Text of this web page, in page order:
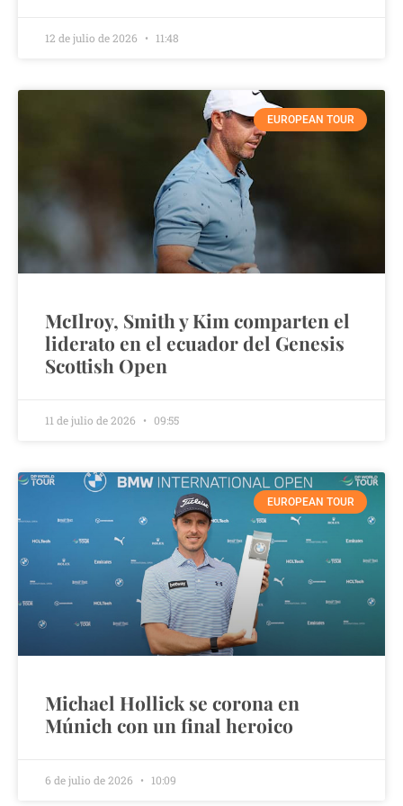
12 de julio de 2026 11:48
EUROPEAN TOUR
McIlroy, Smith y Kim comparten el
liderato en el ecuador del Genesis
Scottish Open
11 de julio de 2026 09:55
EUROPEAN TOUR
Michael Hollick se corona en
Múnich con un final heroico
6 de julio de 2026 10:09